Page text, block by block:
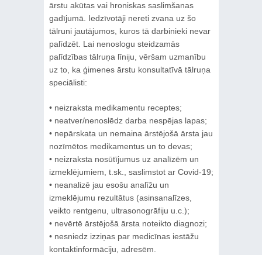
ārstu akūtas vai hroniskas saslimšanas
gadījumā. Iedzīvotāji nereti zvana uz šo
tālruni jautājumos, kuros tā darbinieki nevar
palīdzēt. Lai nenoslogu steidzamās
palīdzības tālruņa līniju, vēršam uzmanību
uz to, ka ģimenes ārstu konsultatīvā tālruņa
speciālisti:
• neizraksta medikamentu receptes;
• neatver/nenoslēdz darba nespējas lapas;
• nepārskata un nemaina ārstējošā ārsta jau
nozīmētos medikamentus un to devas;
• neizraksta nosūtījumus uz analīzēm un
izmeklējumiem, t.sk., saslimstot ar Covid-19;
• neanalizē jau esošu analīžu un
izmeklējumu rezultātus (asinsanalīzes,
veikto rentgenu, ultrasonogrāfiju u.c.);
• nevērtē ārstējošā ārsta noteikto diagnozi;
• nesniedz izziņas par medicīnas iestāžu
kontaktinformāciju, adresēm.